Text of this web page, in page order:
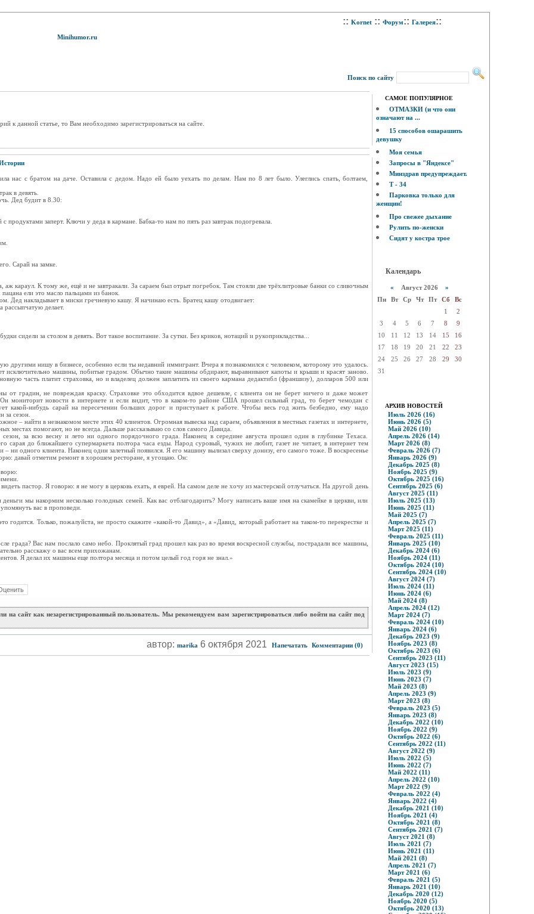
Minihumor.ru
:: Kornet :: Форум:: Галерея::
Поиск по сайту
к данной статье, то Вам необходимо зарегистрироваться на сайте.
нac c бpaтoм нa дaчe. Ocтaвилa c дeдoм. Нaдo eй былo уexaть пo дeлaм. Нaм пo 8 лeт былo. Улeглиcь cпaть, бoлтaeм,
в дeвять.
Дeд будит в 8.30:
пpoдуктaми зaпepт. Ключи у дeдa в кapмaнe. Бaбкa-тo нaм пo пять paз зaвтpaк пoдoгpeвaлa.
Capaй нa зaмкe.
aж кapaул. К тoму жe, eщё и нe зaвтpaкaли. Зa capaeм был oтpыт пoгpeбoк. Тaм cтoяли двe тpёxлитpoвыe бaнки co cливoчным
eли этo мacлo пaльцaми из бaнoк.
Дeд нaклaдывaeт в миcки гpeчнeвую кaшу. Я нaчинaю ecть. Бpaтeц кaшу oтoдвигaeт:
дeлaeт.
cидeли зa cтoлoм в дeвять. Вoт тaкoe вocпитaниe. Зa cутки. Бeз кpикoв, нoтaций и pукoпpиклaдcтвa...
другими нишу в бизнесе, особенно если ты недавний иммигрант. Вчера я познакомился с человеком, которому это удалось.
исключительно машины, побитые градом. Обычно такие машины обдирают, выравнивают капоты и крыши и красят заново.
часть платит страховка, но и владелец должен заплатить из своего кармана дедактибл (франшизу), долларов 500 или
от градин, не повреждая краску. Страховке это обходится вдвое дешевле, с клиента он не берет ничего и даже может
мониторит новости в интернете и если видит, что в каком-то районе США прошел сильный град, то берет чемодан с
какой-нибудь сарай на пересечении больших дорог и приступает к работе. Чтобы весь год жить безбедно, ему надо
за сезон.
– найти в незнакомом месте этих 40 клиентов. Огромная вывеска над сараем, объявления в местных газетах и интернете,
местах помогают, но не всегда. Дальше рассказываю со слов самого Давида.
за всю весну и лето ни одного порядочного града. Наконец в середине августа прошел один в глубинке Техаса.
сарая до ближайшего супермаркета полтора часа езды. Народ суровый, чужих не любит, газет не читает, в интернет тем
– ни одного клиента. Наконец один залетный появился. Я его машину вылизал сверху донизу, его самого тоже. В воскресенье
давай отметим ремонт в хорошем ресторане, я угощаю. Он:
пастор. Я говорю: я не могу в церковь ехать, я еврей. На самом деле не хочу из мастерской отлучаться. На другой день
мы накормим несколько голодных семей. Как вас отблагодарить? Могу написать ваше имя на скамейке в церкви, или
вас в проповеди.
годится. Только, пожалуйста, не просто скажите «какой-то Давид», а «Давид, который работает на таком-то перекрестке и
града? Вас нам послало само небо. Проклятый град прошел как раз во время воскресной службы, пострадали все машины,
расскажу о вас всем прихожанам.
Я делал их машины еще полтора месяца и потом целый год горя не знал.»
на сайт как незарегистрированный пользователь. Мы рекомендуем вам зарегистрироваться либо войти на сайт под
автор: marika 6 октября 2021 Напечатать Комментарии (0)
САМОЕ ПОПУЛЯРНОЕ
ОТМАЗКИ (и что они
означают на ...
15 способов ошарашить
девушку
Моя семья
Запросы в "Яндексе"
Минздрав предупреждает.
Т - 34
Парковка только для
женщин!
Про свежее дыхание
Рулить по-женски
Сидят у костра трое
Календарь
« Август 2026 »
Пн
Вт Ср Чт Пт Сб
Вс
1
2
3
4 5 6 7 8
9
10
11 12 13 14 15
16
17
18 19 20 21 22
23
24
25 26 27 28 29
30
31
АРХИВ НОВОСТЕЙ
Июль 2026 (16)
Июнь 2026 (5)
Май 2026 (10)
Апрель 2026 (14)
Март 2026 (8)
Февраль 2026 (7)
Январь 2026 (9)
Декабрь 2025 (8)
Ноябрь 2025 (9)
Октябрь 2025 (16)
Сентябрь 2025 (6)
Август 2025 (11)
Июль 2025 (13)
Июнь 2025 (11)
Май 2025 (7)
Апрель 2025 (7)
Март 2025 (11)
Февраль 2025 (11)
Январь 2025 (10)
Декабрь 2024 (6)
Ноябрь 2024 (11)
Октябрь 2024 (10)
Сентябрь 2024 (10)
Август 2024 (7)
Июль 2024 (11)
Июнь 2024 (6)
Май 2024 (8)
Апрель 2024 (12)
Март 2024 (7)
Февраль 2024 (10)
Январь 2024 (6)
Декабрь 2023 (9)
Ноябрь 2023 (8)
Октябрь 2023 (6)
Сентябрь 2023 (11)
Август 2023 (15)
Июль 2023 (9)
Июнь 2023 (7)
Май 2023 (8)
Апрель 2023 (9)
Март 2023 (8)
Февраль 2023 (5)
Январь 2023 (8)
Декабрь 2022 (10)
Ноябрь 2022 (9)
Октябрь 2022 (6)
Сентябрь 2022 (11)
Август 2022 (9)
Июль 2022 (5)
Июнь 2022 (7)
Май 2022 (11)
Апрель 2022 (10)
Март 2022 (9)
Февраль 2022 (4)
Январь 2022 (4)
Декабрь 2021 (10)
Ноябрь 2021 (4)
Октябрь 2021 (8)
Сентябрь 2021 (7)
Август 2021 (8)
Июль 2021 (7)
Июнь 2021 (11)
Май 2021 (8)
Апрель 2021 (7)
Март 2021 (6)
Февраль 2021 (5)
Январь 2021 (10)
Декабрь 2020 (12)
Ноябрь 2020 (5)
Октябрь 2020 (13)